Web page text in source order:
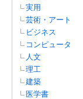
実用
芸術・アート
ビジネス
コンピュータ
人文
理工
建築
医学書